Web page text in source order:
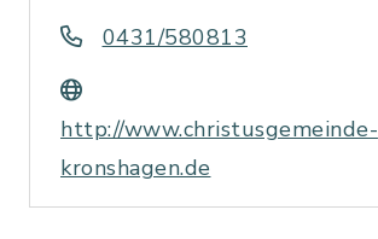
0431/580813
http://www.christusgemeinde-
kronshagen.de